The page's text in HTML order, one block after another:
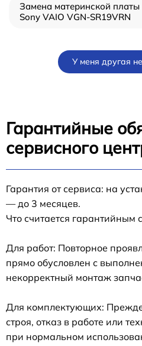
Замена материнской платы
Sony VAIO VGN-SR19VRN
У меня другая
Гарантийные
сервисного
Гарантия от сервиса: на
— до 3 месяцев.
Что считается гарантийным
Для работ: Повторное
прямо обусловлен с
некорректный монтаж
Для комплектующих:
строя, отказ в работе или
при нормальном